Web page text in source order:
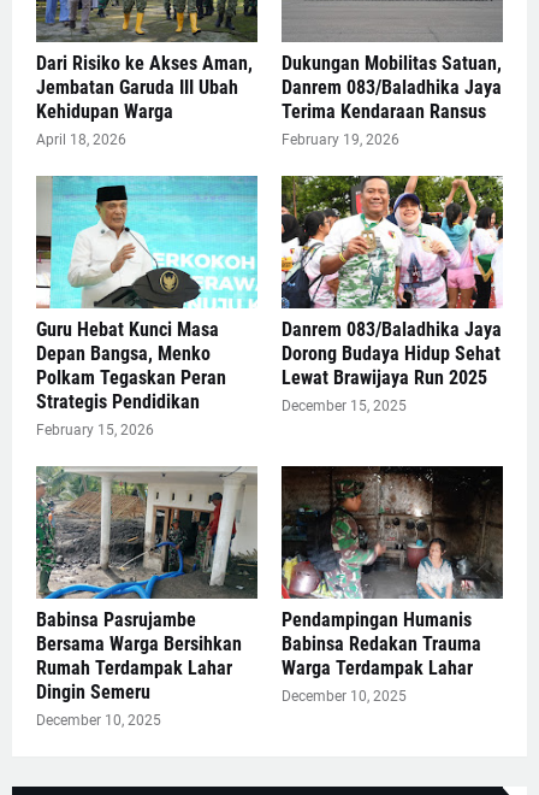
Dari Risiko ke Akses Aman,
Jembatan Garuda III Ubah
Kehidupan Warga
April 18, 2026
Dukungan Mobilitas Satuan,
Danrem 083/Baladhika Jaya
Terima Kendaraan Ransus
February 19, 2026
Guru Hebat Kunci Masa
Depan Bangsa, Menko
Polkam Tegaskan Peran
Strategis Pendidikan
February 15, 2026
Danrem 083/Baladhika Jaya
Dorong Budaya Hidup Sehat
Lewat Brawijaya Run 2025
December 15, 2025
Babinsa Pasrujambe
Bersama Warga Bersihkan
Rumah Terdampak Lahar
Dingin Semeru
December 10, 2025
Pendampingan Humanis
Babinsa Redakan Trauma
Warga Terdampak Lahar
December 10, 2025